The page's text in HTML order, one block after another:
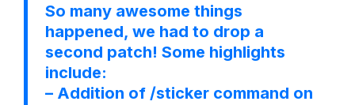
So many awesome things
happened, we had to drop a
second patch! Some highlights
include:
– Addition of /sticker command on